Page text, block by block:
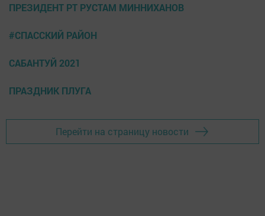
ПРЕЗИДЕНТ РТ РУСТАМ МИННИХАНОВ
#СПАССКИЙ РАЙОН
САБАНТУЙ 2021
ПРАЗДНИК ПЛУГА
Перейти на страницу новости